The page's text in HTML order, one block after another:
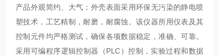
产品外观简约、大气；外壳表面采用环保无污染的静电喷
塑技术，工艺精制，耐磨，耐腐蚀。该仪器所用仪表及其
控制元件均严格测试，确保各项数据稳定，准确、可靠。
采用可编程序逻辑控制器（PLC）控制，实验过程和数据